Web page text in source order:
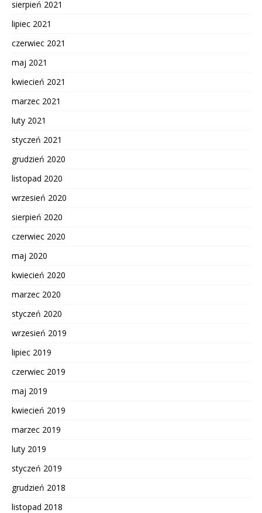
sierpień 2021
lipiec 2021
czerwiec 2021
maj 2021
kwiecień 2021
marzec 2021
luty 2021
styczeń 2021
grudzień 2020
listopad 2020
wrzesień 2020
sierpień 2020
czerwiec 2020
maj 2020
kwiecień 2020
marzec 2020
styczeń 2020
wrzesień 2019
lipiec 2019
czerwiec 2019
maj 2019
kwiecień 2019
marzec 2019
luty 2019
styczeń 2019
grudzień 2018
listopad 2018